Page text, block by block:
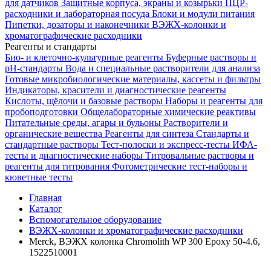
для датчиков Защитные корпуса, экраны и козырьки ПЦР-
расходники и лабораторная посуда Блоки и модули питания
Пипетки, дозаторы и наконечники ВЭЖХ-колонки и
хроматографические расходники
Реагенты и стандарты
Био- и клеточно-культурные реагенты Буферные растворы и
pH-стандарты Вода и специальные растворители для анализа
Готовые микробиологические материалы, кассеты и фильтры
Индикаторы, красители и диагностические реагенты
Кислоты, щёлочи и базовые растворы Наборы и реагенты для
пробоподготовки Общелабораторные химические реактивы
Питательные среды, агары и бульоны Растворители и
органические вещества Реагенты для синтеза Стандарты и
стандартные растворы Тест-полоски и экспресс-тесты ИФА-
тесты и диагностические наборы Титровальные растворы и
реагенты для титрования Фотометрические тест-наборы и
кюветные тесты
Главная
Каталог
Вспомогательное оборудование
ВЭЖХ-колонки и хроматографические расходники
Merck, ВЭЖХ колонка Chromolith WP 300 Epoxy 50-4.6,
1522510001